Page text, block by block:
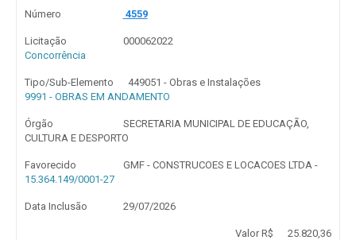
Número 4559
Licitação
000062022
Concorrência
Tipo/Sub-Elemento
449051 - Obras e Instalações
9991 - OBRAS EM ANDAMENTO
Órgão
SECRETARIA MUNICIPAL DE EDUCAÇÃO,
CULTURA E DESPORTO
Favorecido
GMF - CONSTRUCOES E LOCACOES LTDA -
15.364.149/0001-27
Data Inclusão 29/07/2026
Valor R$ 25.820,36